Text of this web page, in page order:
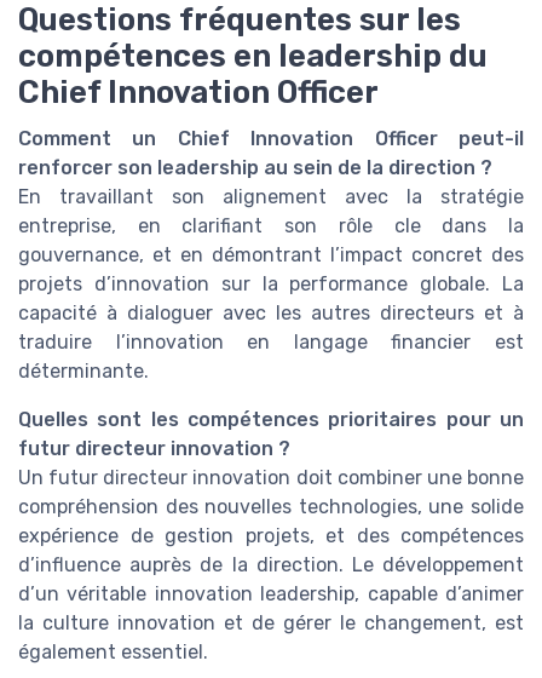
Questions fréquentes sur les
compétences en leadership du
Chief Innovation Officer
Comment un Chief Innovation Officer peut-il
renforcer son leadership au sein de la direction ?
En travaillant son alignement avec la stratégie
entreprise, en clarifiant son rôle cle dans la
gouvernance, et en démontrant l’impact concret des
projets d’innovation sur la performance globale. La
capacité à dialoguer avec les autres directeurs et à
traduire l’innovation en langage financier est
déterminante.
Quelles sont les compétences prioritaires pour un
futur directeur innovation ?
Un futur directeur innovation doit combiner une bonne
compréhension des nouvelles technologies, une solide
expérience de gestion projets, et des compétences
d’influence auprès de la direction. Le développement
d’un véritable innovation leadership, capable d’animer
la culture innovation et de gérer le changement, est
également essentiel.